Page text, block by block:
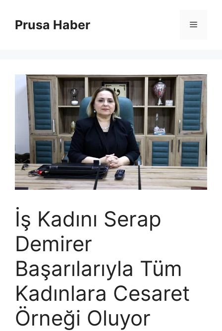
Prusa Haber Menü
İş Kadını Serap
Demirer
Başarılarıyla Tüm
Kadınlara Cesaret
Örneği Oluyor